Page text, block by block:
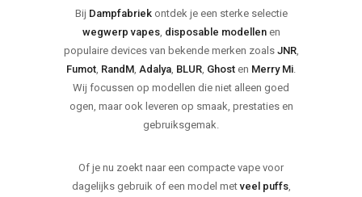
Bij Dampfabriekontdek je een sterke selectie
wegwerp vapes, disposable modellenen
populaire devices van bekende merken zoals JNR,
Fumot RandM Adalya BLUR Ghost en Merry Mi
Wij focussen op modellen die niet alleen goed
ogen, maar ook leveren op smaak, prestaties en
gebruiksgemak.
Of je nu zoekt naar een compacte vape voor
dagelijks gebruik of een model metveel puffs,